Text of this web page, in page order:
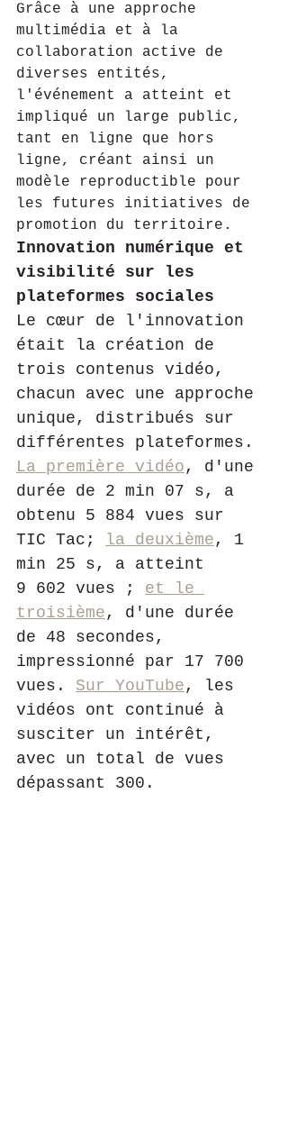
Grâce à une approche
multimédia et à la
collaboration active de
diverses entités,
l'événement a atteint et
impliqué un large public,
tant en ligne que hors
ligne, créant ainsi un
modèle reproductible pour
les futures initiatives de
promotion du territoire.
Innovation numérique et
visibilité sur les
plateformes sociales
Le cœur de l'innovation
était la création de
trois contenus vidéo,
chacun avec une approche
unique, distribués sur
différentes plateformes.
La première vidéo , d'une
durée de 2 min 07 s, a
obtenu 5 884 vues sur
TIC Tac;
la deuxième , 1
min 25 s, a atteint
9 602 vues ; et le
troisième , d'une durée
de 48 secondes,
impressionné par 17 700
vues. Sur YouTube , les
vidéos ont continué à
susciter un intérêt,
avec un total de vues
dépassant 300.